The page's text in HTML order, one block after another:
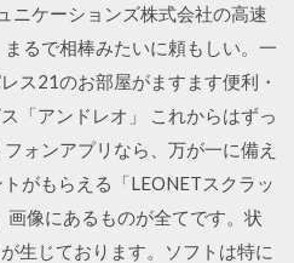
ニケーションズ株式会社の高速
るで相棒みたいに頼もしい。一
ス21のお部屋がますます便利・
「アンドレオ」 これからはずっ
ォンアプリなら、万が一に備え
がもらえる「LEONETスクラッ
画像にあるものが全てです。状
生じております。ソフトは特に